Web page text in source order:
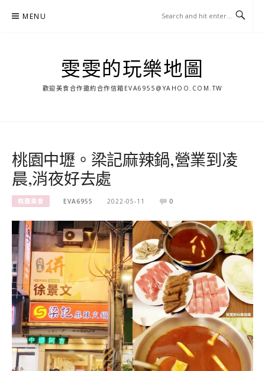
MENU
雯雯的玩樂地圖
歡迎美食合作邀約合作信箱 EVA6955@YAHOO.COM.TW
桃園中壢。梁記麻辣鍋,營業到凌
晨,消夜好去處
桃園美食 EVA6955 2022-05-11 0